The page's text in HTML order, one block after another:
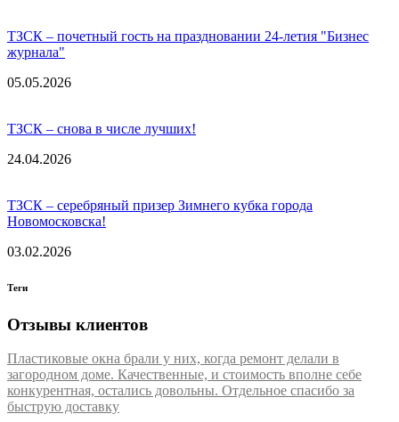
ТЗСК – почетный гость на праздновании 24-летия "Бизнес
журнала"
05.05.2026
ТЗСК – снова в числе лучших!
24.04.2026
ТЗСК – серебряный призер Зимнего кубка города
Новомосковска!
03.02.2026
Теги
Отзывы клиентов
Пластиковые окна брали у них, когда ремонт делали в
загородном доме. Качественные, и стоимость вполне себе
конкурентная, остались довольны. Отдельное спасибо за
быструю доставку